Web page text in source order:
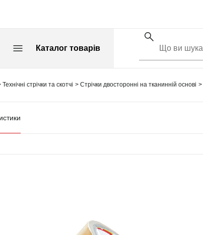
Каталог товарів
Технічні стрічки та скотчі Стрічки двосторонні на тканинній основі